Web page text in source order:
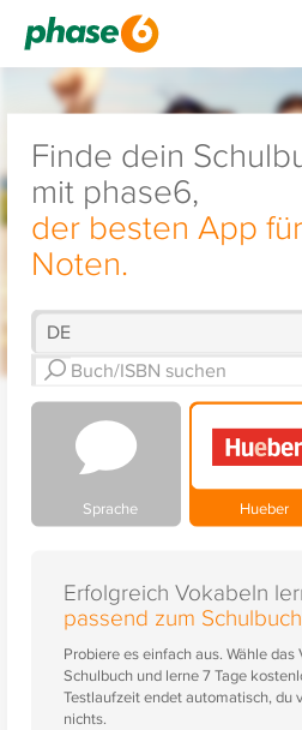
Finde dein
mit phase6,
der besten App
Noten.
Sprache Hueber
Erfolgreich Vokabeln
passend zum Schulbuch
Probiere es einfach aus. Wähle
Schulbuch und lerne 7 Tage
Testlaufzeit endet automatisch, du
nichts.